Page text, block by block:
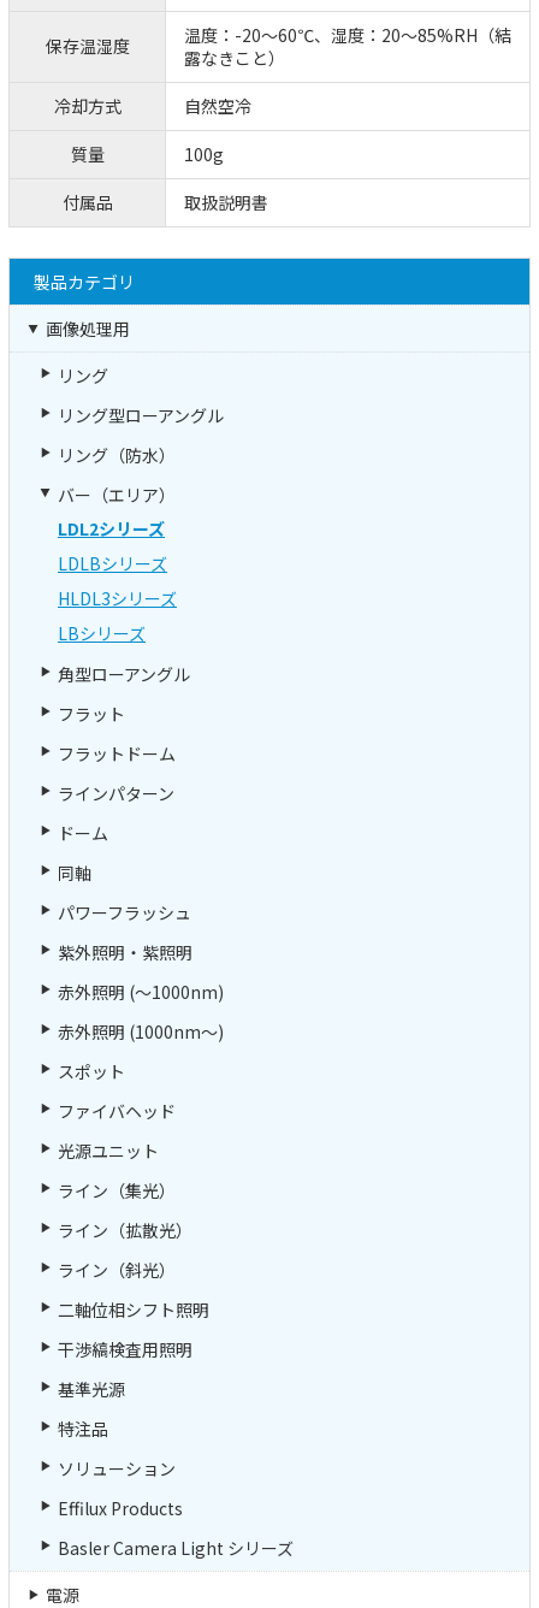
保存温湿度
温度：-20～60℃、湿度：20～85%RH（結
露なきこと）
冷却方式
自然空冷
質量
100g
付属品
取扱説明書
製品カテゴリ
画像処理用
リング
リング型ローアングル
リング（防水）
バー（エリア）
LDL2シリーズ
LDLBシリーズ
HLDL3シリーズ
LBシリーズ
角型ローアングル
フラット
フラットドーム
ラインパターン
ドーム
同軸
パワーフラッシュ
紫外照明・紫照明
赤外照明 (～1000nm)
赤外照明 (1000nm～)
スポット
ファイバヘッド
光源ユニット
ライン（集光）
ライン（拡散光）
ライン（斜光）
二軸位相シフト照明
干渉縞検査用照明
基準光源
特注品
ソリューション
Effilux Products
Basler Camera Light シリーズ
電源